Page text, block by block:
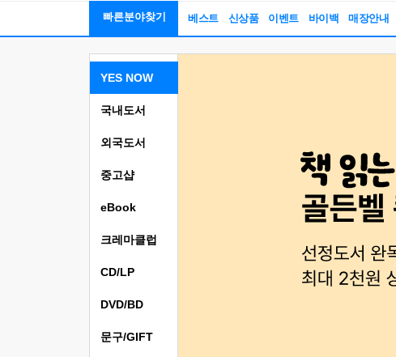
빠른분야찾기 베스트 신상품 이벤트 바이백 매장안내
YES NOW
국내도서
외국도서
중고샵
eBook
크레마클럽
CD/LP
DVD/BD
문구/GIFT